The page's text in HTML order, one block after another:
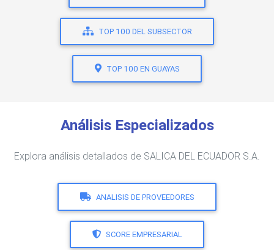
TOP 100 DEL SUBSECTOR
TOP 100 EN GUAYAS
Análisis Especializados
Explora análisis detallados de SALICA DEL ECUADOR S.A.
ANALISIS DE PROVEEDORES
SCORE EMPRESARIAL